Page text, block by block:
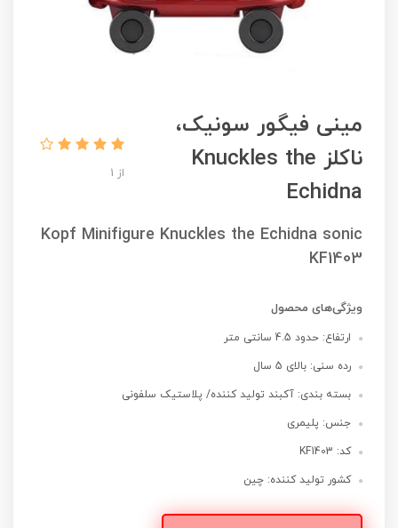
مینی فیگور سونیک،
ناکلز Knuckles the
Echidna
از 1
Kopf Minifigure Knuckles the Echidna sonic
KF1403
ویژگی‌های محصول
ارتفاع: حدود 4.5 سانتی متر
رده سنی: بالای 5 سال
بسته بندی: آکبند تولید کننده/ پلاستیک سلفونی
جنس: پلیمری
کد: KF1403
کشور تولید کننده: چین